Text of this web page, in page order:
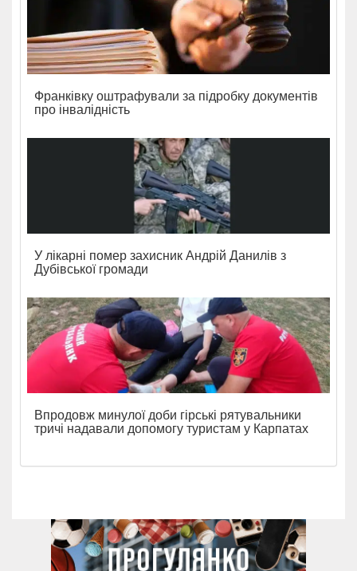
Франківку оштрафували за підробку документів
про інвалідність
У лікарні помер захисник Андрій Данилів з
Дубівської громади
Впродовж минулої доби гірські рятувальники
тричі надавали допомогу туристам у Карпатах